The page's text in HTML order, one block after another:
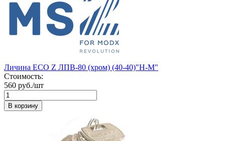
Личина ECO Z ЛПВ-80 (хром) (40-40)"Н-М"
Стоимость:
560 руб./шт
В корзину